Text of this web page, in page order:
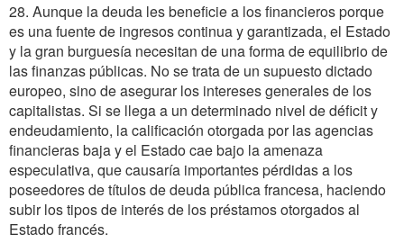
28. Aunque la deuda les beneficie a los financieros porque
es una fuente de ingresos continua y garantizada, el Estado
y la gran burguesía necesitan de una forma de equilibrio de
las finanzas públicas. No se trata de un supuesto dictado
europeo, sino de asegurar los intereses generales de los
capitalistas. Si se llega a un determinado nivel de déficit y
endeudamiento, la calificación otorgada por las agencias
financieras baja y el Estado cae bajo la amenaza
especulativa, que causaría importantes pérdidas a los
poseedores de títulos de deuda pública francesa, haciendo
subir los tipos de interés de los préstamos otorgados al
Estado francés.